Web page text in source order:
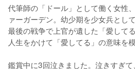
代筆師の「ドール」として働く女性
ァーガーデン。幼少期を少女兵とし
最後の戦争で上官が遺した「愛して
人生をかけて「愛してる」の意味を
鑑賞中に3回泣きました。泣きすぎ